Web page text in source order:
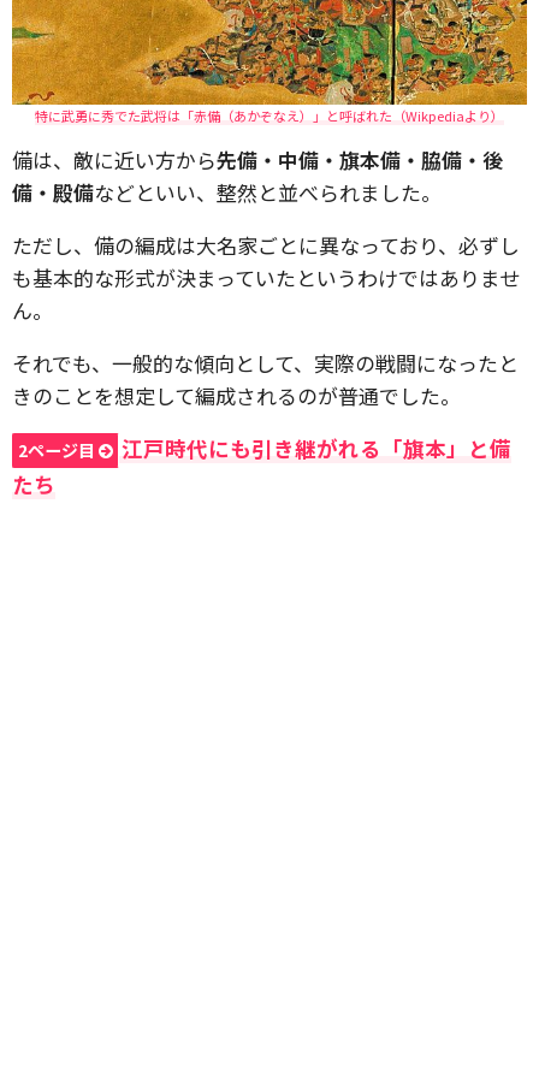
特に武勇に秀でた武将は「赤備（あかぞなえ）」と呼ばれた（Wikpediaより）
備は、敵に近い方から先備・中備・旗本備・脇備・後
備・殿備などといい、整然と並べられました。
ただし、備の編成は大名家ごとに異なっており、必ずし
も基本的な形式が決まっていたというわけではありませ
ん。
それでも、一般的な傾向として、実際の戦闘になったと
きのことを想定して編成されるのが普通でした。
2ページ目
江戸時代にも引き継がれる「旗本」と備
たち